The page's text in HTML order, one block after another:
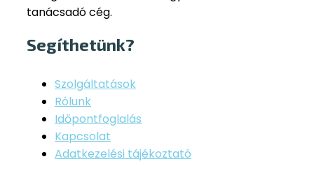
tanácsadó cég.
Segíthetünk?
Szolgáltatások
Rólunk
Időpontfoglalás
Kapcsolat
Adatkezelési tájékoztató